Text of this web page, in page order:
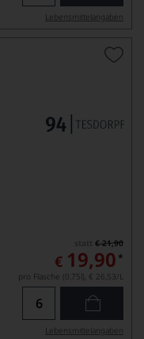
Lebensmittel­angaben
€ 21,90
€ 19,90 *
pro Flasche (0.75l), € 26,53/L
Lebensmittel­angaben